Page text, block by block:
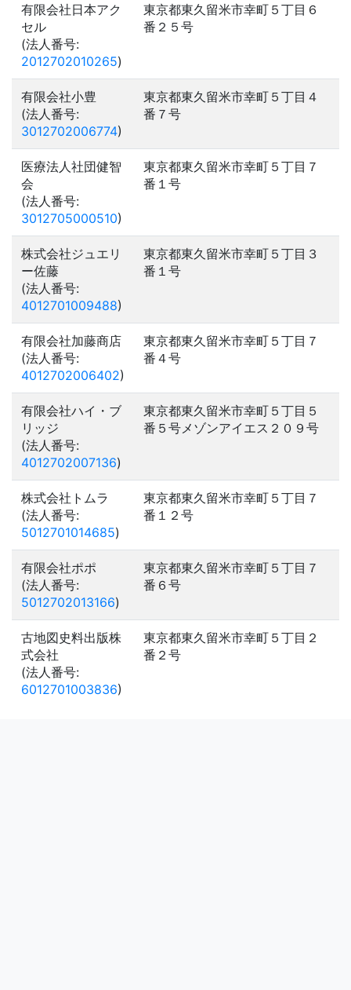
有限会社日本アク
セル
(法人番号:
2012702010265)
東京都東久留米市幸町５丁目６
番２５号
有限会社小豊
(法人番号:
3012702006774)
東京都東久留米市幸町５丁目４
番７号
医療法人社団健智
会
(法人番号:
3012705000510)
東京都東久留米市幸町５丁目７
番１号
株式会社ジュエリ
ー佐藤
(法人番号:
4012701009488)
東京都東久留米市幸町５丁目３
番１号
有限会社加藤商店
(法人番号:
4012702006402)
東京都東久留米市幸町５丁目７
番４号
有限会社ハイ・ブ
リッジ
(法人番号:
4012702007136)
東京都東久留米市幸町５丁目５
番５号メゾンアイエス２０９号
株式会社トムラ
(法人番号:
5012701014685)
東京都東久留米市幸町５丁目７
番１２号
有限会社ポポ
(法人番号:
5012702013166)
東京都東久留米市幸町５丁目７
番６号
古地図史料出版株
式会社
(法人番号:
6012701003836)
東京都東久留米市幸町５丁目２
番２号